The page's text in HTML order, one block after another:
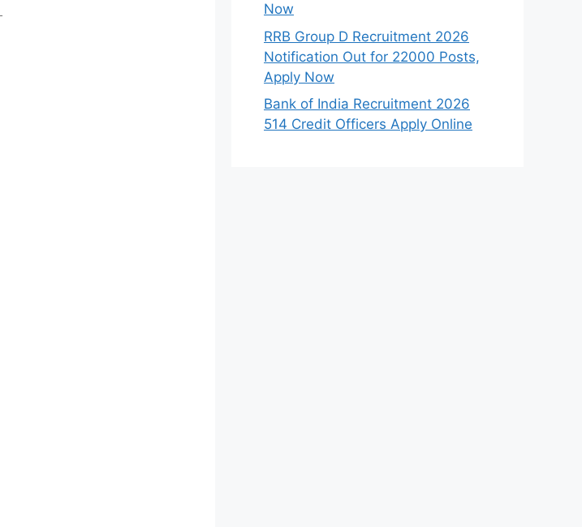
Now
RRB Group D Recruitment 2026
Notification Out for 22000 Posts,
Apply Now
Bank of India Recruitment 2026
514 Credit Officers Apply Online